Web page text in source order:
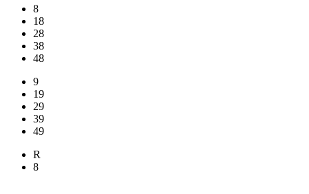
8
18
28
38
48
9
19
29
39
49
R
8